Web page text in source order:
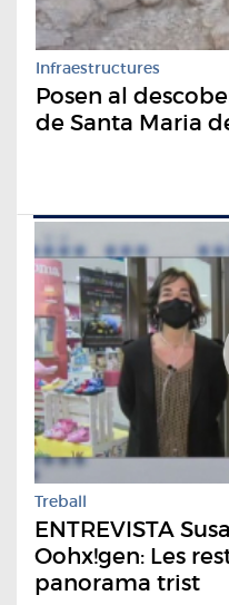
Infraestructures
Posen al
de Santa Maria
Treball
ENTREVISTA
Oohx!gen: Les
panorama trist